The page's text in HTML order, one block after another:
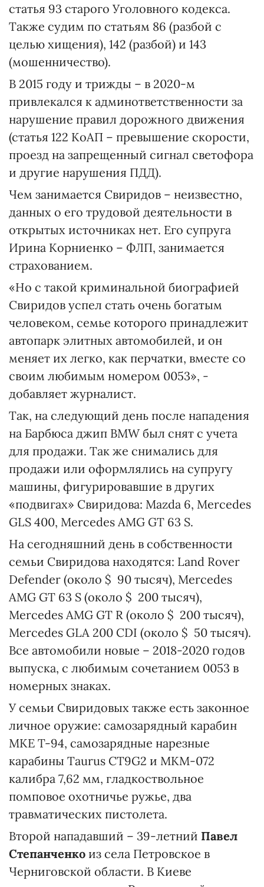
статья 93 старого Уголовного кодекса.
Также судим по статьям 86 (разбой с
целью хищения), 142 (разбой) и 143
(мошенничество).
В 2015 году и трижды – в 2020-м
привлекался к админответственности за
нарушение правил дорожного движения
(статья 122 КоАП – превышение скорости,
проезд на запрещенный сигнал светофора
и другие нарушения ПДД).
Чем занимается Свиридов – неизвестно,
данных о его трудовой деятельности в
открытых источниках нет. Его супруга
Ирина Корниенко – ФЛП, занимается
страхованием.
«Но с такой криминальной биографией
Свиридов успел стать очень богатым
человеком, семье которого принадлежит
автопарк элитных автомобилей, и он
меняет их легко, как перчатки, вместе со
своим любимым номером 0053», -
добавляет журналист.
Так, на следующий день после нападения
на Барбюса джип BMW был снят с учета
для продажи. Так же снимались для
продажи или оформлялись на супругу
машины, фигурировавшие в других
«подвигах» Свиридова: Mazda 6, Mercedes
GLS 400, Mercedes AMG GT 63 S.
На сегодняшний день в собственности
семьи Свиридова находятся: Land Rover
Defender (около $ 90 тысяч), Mercedes
AMG GT 63 S (около $ 200 тысяч),
Mercedes AMG GT R (около $ 200 тысяч),
Mercedes GLA 200 CDI (около $ 50 тысяч).
Все автомобили новые – 2018-2020 годов
выпуска, с любимым сочетанием 0053 в
номерных знаках.
У семьи Свиридовых также есть законное
личное оружие: самозарядный карабин
МКЕ Т-94, самозарядные нарезные
карабины Taurus CT9G2 и МКМ-072
калибра 7,62 мм, гладкоствольное
помповое охотничье ружье, два
травматических пистолета.
Второй нападавший – 39-летний Павел
Степанченко из села Петровское в
Черниговской области. В Киеве